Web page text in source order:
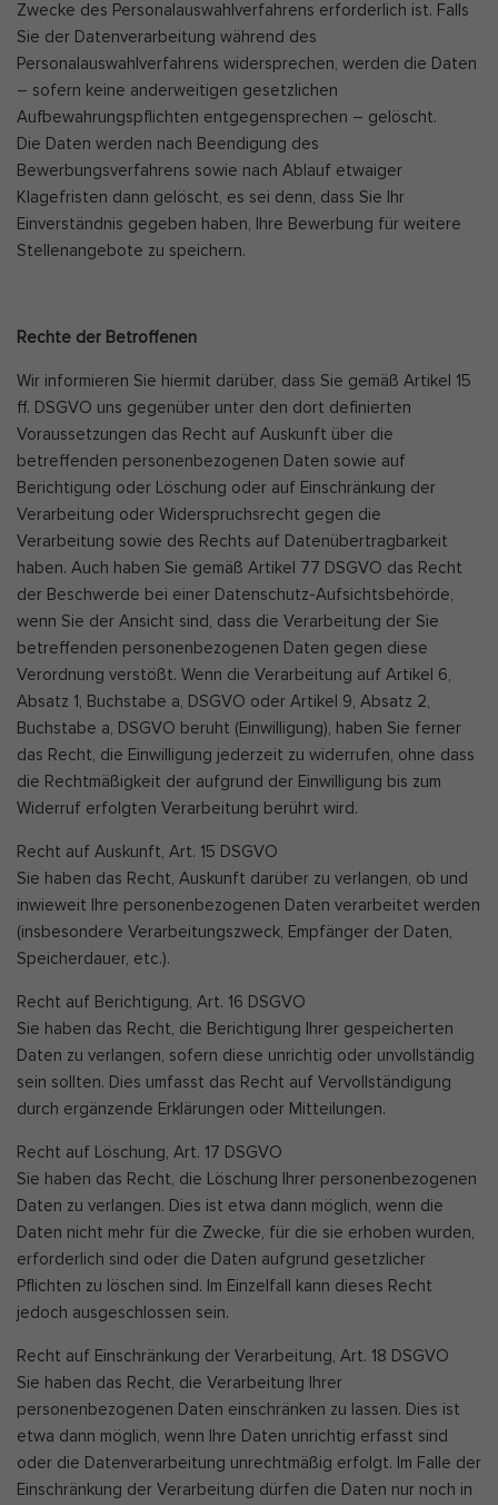
Zwecke des Personalauswahlverfahrens erforderlich ist. Falls
Sie der Datenverarbeitung während des
Personalauswahlverfahrens widersprechen, werden die Daten
– sofern keine anderweitigen gesetzlichen
Aufbewahrungspflichten entgegensprechen – gelöscht.
Die Daten werden nach Beendigung des
Bewerbungsverfahrens sowie nach Ablauf etwaiger
Klagefristen dann gelöscht, es sei denn, dass Sie Ihr
Einverständnis gegeben haben, Ihre Bewerbung für weitere
Stellenangebote zu speichern.
Rechte der Betroffenen
Wir informieren Sie hiermit darüber, dass Sie gemäß Artikel 15
ff. DSGVO uns gegenüber unter den dort definierten
Voraussetzungen das Recht auf Auskunft über die
betreffenden personenbezogenen Daten sowie auf
Berichtigung oder Löschung oder auf Einschränkung der
Verarbeitung oder Widerspruchsrecht gegen die
Verarbeitung sowie des Rechts auf Datenübertragbarkeit
haben. Auch haben Sie gemäß Artikel 77 DSGVO das Recht
der Beschwerde bei einer Datenschutz-Aufsichtsbehörde,
wenn Sie der Ansicht sind, dass die Verarbeitung der Sie
betreffenden personenbezogenen Daten gegen diese
Verordnung verstößt. Wenn die Verarbeitung auf Artikel 6,
Absatz 1, Buchstabe a, DSGVO oder Artikel 9, Absatz 2,
Buchstabe a, DSGVO beruht (Einwilligung), haben Sie ferner
das Recht, die Einwilligung jederzeit zu widerrufen, ohne dass
die Rechtmäßigkeit der aufgrund der Einwilligung bis zum
Widerruf erfolgten Verarbeitung berührt wird.
Recht auf Auskunft, Art. 15 DSGVO
Sie haben das Recht, Auskunft darüber zu verlangen, ob und
inwieweit Ihre personenbezogenen Daten verarbeitet werden
(insbesondere Verarbeitungszweck, Empfänger der Daten,
Speicherdauer, etc.).
Recht auf Berichtigung, Art. 16 DSGVO
Sie haben das Recht, die Berichtigung Ihrer gespeicherten
Daten zu verlangen, sofern diese unrichtig oder unvollständig
sein sollten. Dies umfasst das Recht auf Vervollständigung
durch ergänzende Erklärungen oder Mitteilungen.
Recht auf Löschung, Art. 17 DSGVO
Sie haben das Recht, die Löschung Ihrer personenbezogenen
Daten zu verlangen. Dies ist etwa dann möglich, wenn die
Daten nicht mehr für die Zwecke, für die sie erhoben wurden,
erforderlich sind oder die Daten aufgrund gesetzlicher
Pflichten zu löschen sind. Im Einzelfall kann dieses Recht
jedoch ausgeschlossen sein.
Recht auf Einschränkung der Verarbeitung, Art. 18 DSGVO
Sie haben das Recht, die Verarbeitung Ihrer
personenbezogenen Daten einschränken zu lassen. Dies ist
etwa dann möglich, wenn Ihre Daten unrichtig erfasst sind
oder die Datenverarbeitung unrechtmäßig erfolgt. Im Falle der
Einschränkung der Verarbeitung dürfen die Daten nur noch in